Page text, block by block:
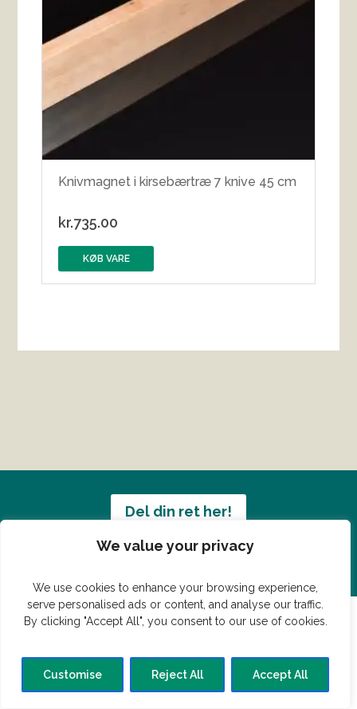
We value your privacy
We use cookies to enhance your browsing experience,
serve personalised ads or content, and analyse our traffic.
By clicking "Accept All", you consent to our use of cookies.
Customise Reject All Accept All
Knivmagnet i kirsebærtræ 7 knive 45 cm
kr.735.00
KØB VARE
Del din ret her!
Har du en konge ret du vil dele?
Forside Gastroshop Madjokes Mad tips
Madblog